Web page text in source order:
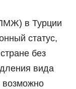
в Турции
статус,
без
вида